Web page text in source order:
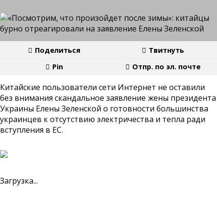
Поделиться
Твитнуть
Pin
Отпр. по эл. почте
Китайские пользователи сети Интернет не оставили
без внимания скандальное заявление жены президента
Украины Елены Зеленской о готовности большинства
украинцев к отсутствию электричества и тепла ради
вступления в ЕС.
Загрузка...